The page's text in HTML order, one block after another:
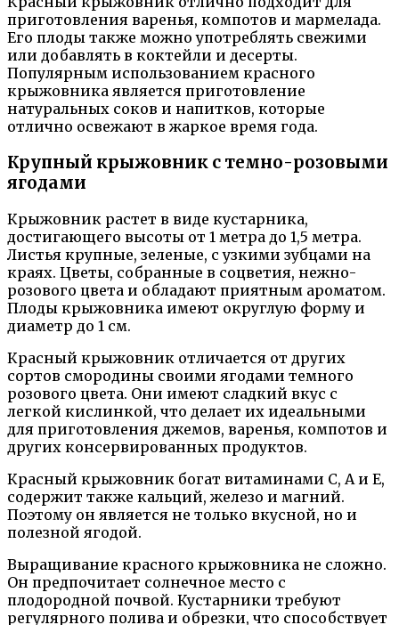
приготовления варенья, компотов и мармелада.
Его плоды также можно употреблять свежими
или добавлять в коктейли и десерты.
Популярным использованием красного
крыжовника является приготовление
натуральных соков и напитков, которые
отлично освежают в жаркое время года.
Крупный крыжовник с темно-розовыми
ягодами
Крыжовник растет в виде кустарника,
достигающего высоты от 1 метра до 1,5 метра.
Листья крупные, зеленые, с узкими зубцами на
краях. Цветы, собранные в соцветия, нежно-
розового цвета и обладают приятным ароматом.
Плоды крыжовника имеют округлую форму и
диаметр до 1 см.
Красный крыжовник отличается от других
сортов смородины своими ягодами темного
розового цвета. Они имеют сладкий вкус с
легкой кислинкой, что делает их идеальными
для приготовления джемов, варенья, компотов и
других консервированных продуктов.
Красный крыжовник богат витаминами С, А и Е,
содержит также кальций, железо и магний.
Поэтому он является не только вкусной, но и
полезной ягодой.
Выращивание красного крыжовника не сложно.
Он предпочитает солнечное место с
плодородной почвой. Кустарники требуют
регулярного полива и обрезки, что способствует